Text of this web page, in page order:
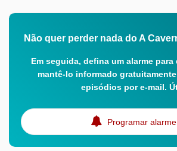
Não quer perder nada do A
Em seguida, defina um alarme
mantê-lo informado
episódios por e-mail.
Programar alarme